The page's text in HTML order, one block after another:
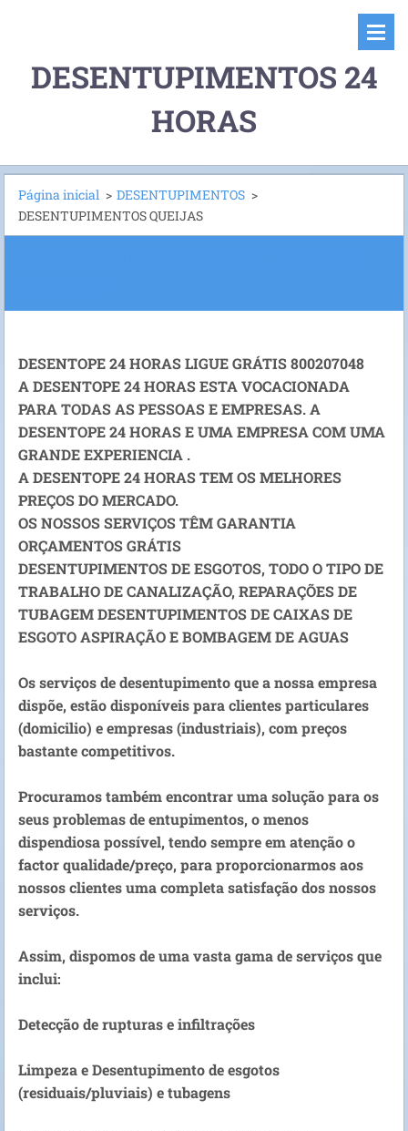
DESENTUPIMENTOS 24
HORAS
Página inicial > DESENTUPIMENTOS >
DESENTUPIMENTOS QUEIJAS
DESENTOPE 24 HORAS LIGUE GRÁTIS 800207048
A DESENTOPE 24 HORAS ESTA VOCACIONADA
PARA TODAS AS PESSOAS E EMPRESAS. A
DESENTOPE 24 HORAS E UMA EMPRESA COM UMA
GRANDE EXPERIENCIA .
A DESENTOPE 24 HORAS TEM OS MELHORES
PREÇOS DO MERCADO.
OS NOSSOS SERVIÇOS TÊM GARANTIA
ORÇAMENTOS GRÁTIS
DESENTUPIMENTOS DE ESGOTOS, TODO O TIPO DE
TRABALHO DE CANALIZAÇÃO, REPARAÇÕES DE
TUBAGEM DESENTUPIMENTOS DE CAIXAS DE
ESGOTO ASPIRAÇÃO E BOMBAGEM DE AGUAS
Os serviços de desentupimento que a nossa empresa
dispõe, estão disponíveis para clientes particulares
(domicilio) e empresas (industriais), com preços
bastante competitivos.
Procuramos também encontrar uma solução para os
seus problemas de entupimentos, o menos
dispendiosa possível, tendo sempre em atenção o
factor qualidade/preço, para proporcionarmos aos
nossos clientes uma completa satisfação dos nossos
serviços.
Assim, dispomos de uma vasta gama de serviços que
inclui:
Detecção de rupturas e infiltrações
Limpeza e Desentupimento de esgotos
(residuais/pluviais) e tubagens